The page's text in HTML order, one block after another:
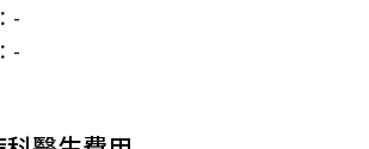
-
-